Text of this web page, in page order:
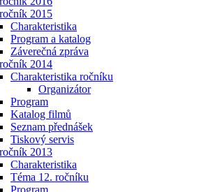
2015
Charakteristika
Program a katalog
Záverečná zpráva
2014
Charakteristika ročníku
Organizátor
Program
Katalog filmů
Seznam přednášek
Tiskový servis
2013
Charakteristika
Téma 12. ročníku
Program